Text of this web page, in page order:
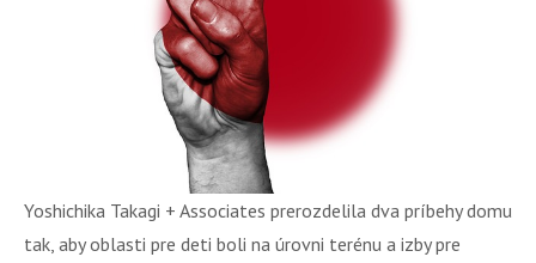
Yoshichika Takagi + Associates prerozdelila dva príbehy domu
tak, aby oblasti pre deti boli na úrovni terénu a izby pre